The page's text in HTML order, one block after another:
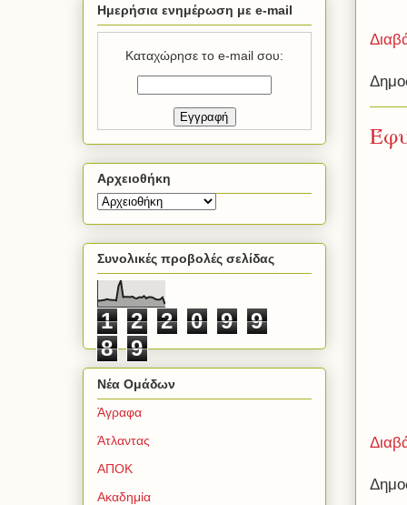
Ημερήσια ενημέρωση με e-mail
Καταχώρησε το e-mail σου:
Αρχειοθήκη
Συνολικές προβολές σελίδας
1 2 2 0 9
9
8
9
Νέα Ομάδων
Άγραφα
Άτλαντας
ΑΠΟΚ
Ακαδημία